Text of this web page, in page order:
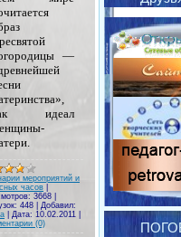
—
идеал
мероприятий и
часов
3668
448
Добавил:
Дата: 10.02.2011
(0)